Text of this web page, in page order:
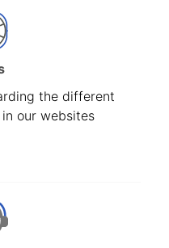
the different
our websites